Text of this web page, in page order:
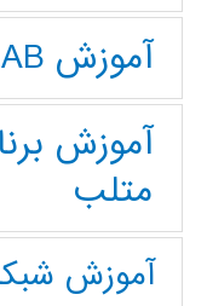
آموزش MATLAB
آموزش
متلب
آموزش